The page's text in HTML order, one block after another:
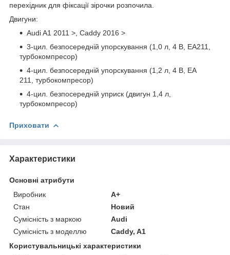
перехідник для фіксації зірочки розпочила.
Двигуни:
Audi A1 2011 >, Caddy 2016 >
3-цил. безпосередній упорскування (1,0 л, 4 В, EA211,
турбокомпресор)
4-цил. безпосередній упорскування (1,2 л, 4 В, EA
211, турбокомпресор)
4-цил. безпосередній уприск (двигун 1,4 л,
турбокомпресор)
Приховати
Характеристики
Основні атрибути
Виробник
A+
Стан
Новий
Сумісність з маркою
Audi
Сумісність з моделлю
Caddy, A1
Користувальницькі характеристики